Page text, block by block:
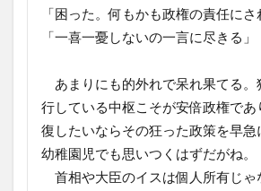
「困った。何もかも政権の責任にさ
「一喜一憂しないの一言に尽きる」
あまりにも的外れで呆れ果てる。
行している中枢こそが安倍政権であ
復したいならその狂った政策を早急
幼稚園児でも思いつくはずだがね。
首相や大臣のイスは個人所有じゃ